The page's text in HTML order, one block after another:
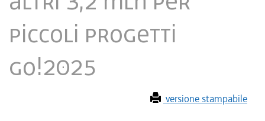
PICCOLI PROGETTI
GO!2025
versione stampabile